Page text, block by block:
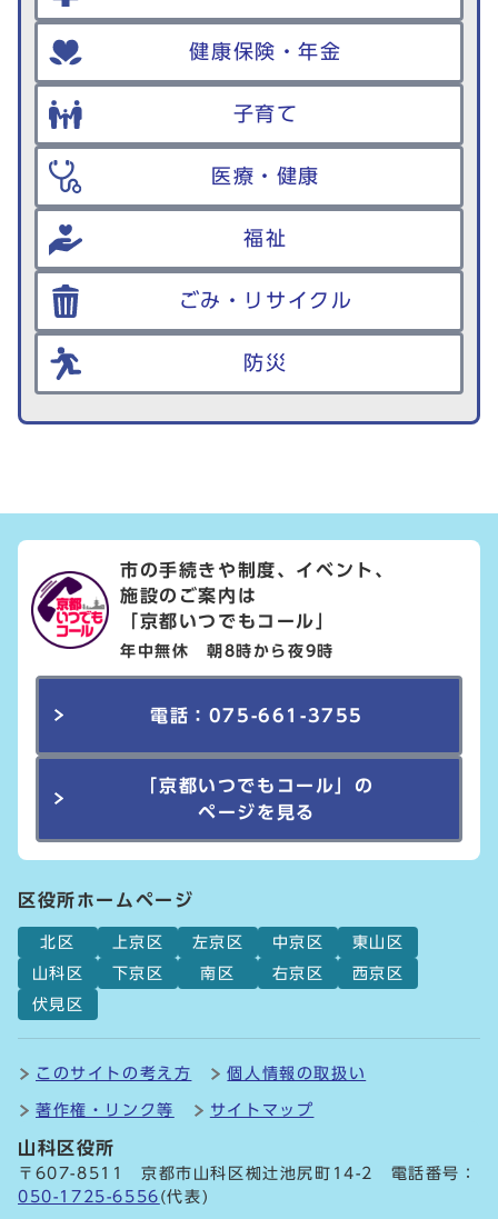
健康保険・年金
子育て
医療・健康
福祉
ごみ・リサイクル
防災
市の手続きや制度、イベント、
施設のご案内は
「京都いつでもコール」
年中無休 朝8時から夜9時
電話：075-661-3755
「京都いつでもコール」の
ページを見る
区役所ホームページ
北区 上京区 左京区 中京区
東山区
山科区
下京区 南区 右京区
西京区
伏見区
このサイトの考え方 個人情報の取扱い
著作権・リンク等 サイトマップ
山科区役所
〒607-8511 京都市山科区椥辻池尻町14-2 電話番号：
050-1725-6556 (代表)